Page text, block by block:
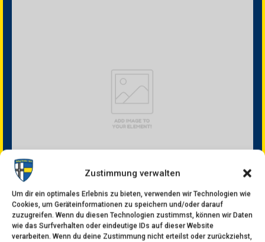
Zustimmung verwalten
Um dir ein optimales Erlebnis zu bieten, verwenden wir Technologien wie
Cookies, um Geräteinformationen zu speichern und/oder darauf
zuzugreifen. Wenn du diesen Technologien zustimmst, können wir Daten
wie das Surfverhalten oder eindeutige IDs auf dieser Website
verarbeiten. Wenn du deine Zustimmung nicht erteilst oder zurückziehst,
TESTERMAN